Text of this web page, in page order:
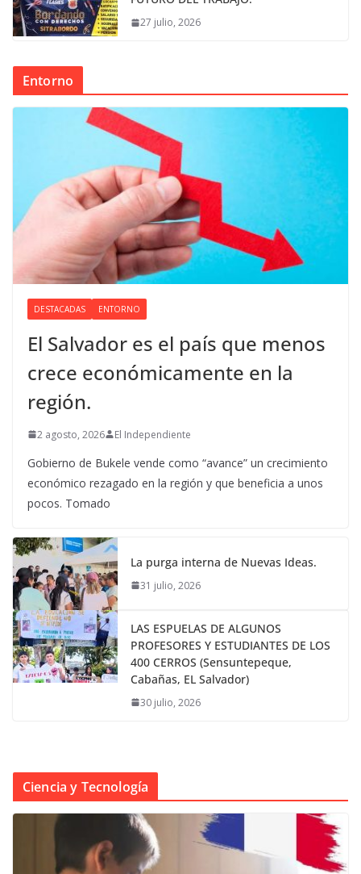
27 julio, 2026
Entorno
DESTACADAS ENTORNO
El Salvador es el país que menos
crece económicamente en la
región.
2 agosto, 2026 El Independiente
Gobierno de Bukele vende como “avance” un crecimiento
económico rezagado en la región y que beneficia a unos
pocos. Tomado
La purga interna de Nuevas Ideas.
31 julio, 2026
LAS ESPUELAS DE ALGUNOS
PROFESORES Y ESTUDIANTES DE LOS
400 CERROS (Sensuntepeque,
Cabañas, EL Salvador)
30 julio, 2026
Ciencia y Tecnología